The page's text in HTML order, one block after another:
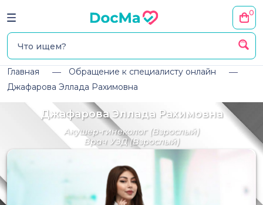
0
Главная
Обращение к специалисту онлайн
Джафарова Эллада Рахимовна
Джафарова Эллада Рахимовна
Акушер-гинеколог(Взрослый)
Врач УЗД(Взрослый)